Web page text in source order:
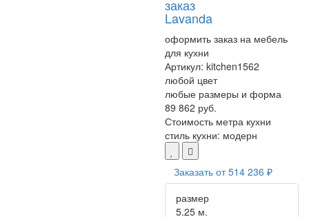
заказ
Lavanda
оформить заказ на мебель
для кухни
Артикул: kitchen1562
любой цвет
любые размеры и форма
89 862 руб.
Стоимость метра кухни
стиль кухни: модерн
Заказать от514 236 ₽
размер
5.25 м.